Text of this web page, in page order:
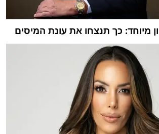
מיוחד: כך תנצחו את עונת המיסים